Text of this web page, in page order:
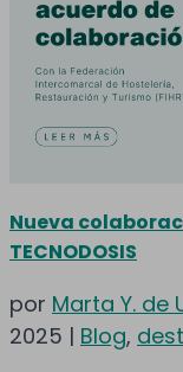
Nueva
TECNODOSIS
por Marta Y. de
2025 | Blog,